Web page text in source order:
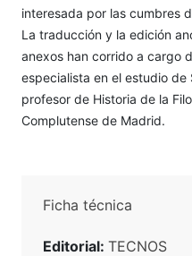
interesada por las cumbres
La traducción y la edición
anexos han corrido a cargo
especialista en el estudio
profesor de Historia de la
Complutense de Madrid.
Ficha técnica
Editorial: TECNOS